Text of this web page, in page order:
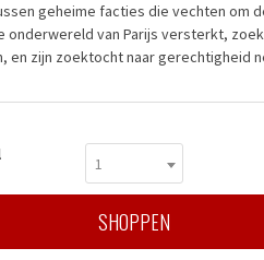
geheime facties die vechten om
onderwereld van Parijs versterkt,
en zijn zoektocht naar gerechtigheid
1
SHOPPEN